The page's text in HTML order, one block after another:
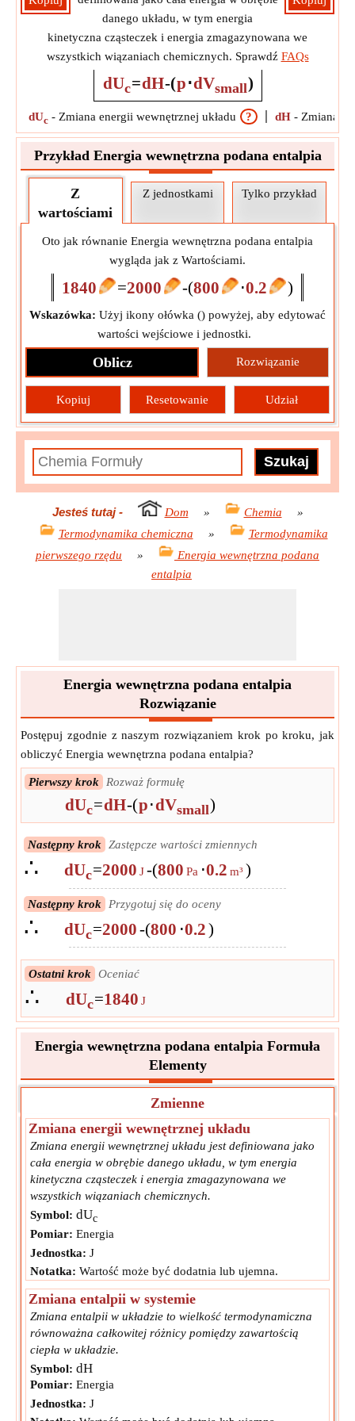
danego układu, w tym energia
kinetyczna cząsteczek i energia zmagazynowana we
wszystkich wiązaniach chemicznych. Sprawdź FAQs
dUc=dH-(p⋅dVsmall)
dUc - Zmiana energii wewnętrznej układu ? dH - Zmiana
Przykład Energia wewnętrzna podana entalpia
Z
wartościami
Z jednostkami Tylko przykład
Oto jak równanie Energia wewnętrzna podana entalpia
wygląda jak z Wartościami.
1840 =2000 -(800 ⋅0.2 )
Wskazówka: Użyj ikony ołówka () powyżej, aby edytować
wartości wejściowe i jednostki.
Oblicz Rozwiązanie
Kopiuj Resetowanie Udział
Jesteś tutaj- Dom » Chemia
»
Termodynamika chemiczna
»
Termodynamika
pierwszego rzędu
»
Energia wewnętrzna podana
entalpia
Energia wewnętrzna podana entalpia
Rozwiązanie
Postępuj zgodnie z naszym rozwiązaniem krok po kroku, jak
obliczyć Energia wewnętrzna podana entalpia?
Pierwszy krok Rozważ formułę
dUc=dH-(p⋅dVsmall)
Następny krok Zastępcze wartości zmiennych
∴ dUc=2000 J-(800 Pa ⋅0.2 m³)
Następny krok Przygotuj się do oceny
∴ dUc=2000-(800 ⋅0.2)
Ostatni krok Oceniać
∴ dUc=1840 J
Energia wewnętrzna podana entalpia Formuła
Elementy
Zmienne
Zmiana energii wewnętrznej układu
Zmiana energii wewnętrznej układu jest definiowana jako
cała energia w obrębie danego układu, w tym energia
kinetyczna cząsteczek i energia zmagazynowana we
wszystkich wiązaniach chemicznych.
Symbol: dUc
Pomiar: Energia
Jednostka: J
Notatka: Wartość może być dodatnia lub ujemna.
Zmiana entalpii w systemie
Zmiana entalpii w układzie to wielkość termodynamiczna
równoważna całkowitej różnicy pomiędzy zawartością
ciepła w układzie.
Symbol: dH
Pomiar: Energia
Jednostka: J